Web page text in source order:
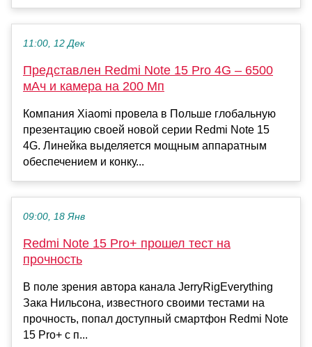
11:00, 12 Дек
Представлен Redmi Note 15 Pro 4G – 6500
мАч и камера на 200 Мп
Компания Xiaomi провела в Польше глобальную
презентацию своей новой серии Redmi Note 15
4G. Линейка выделяется мощным аппаратным
обеспечением и конку...
09:00, 18 Янв
Redmi Note 15 Pro+ прошел тест на
прочность
В поле зрения автора канала JerryRigEverything
Зака Нильсона, известного своими тестами на
прочность, попал доступный смартфон Redmi Note
15 Pro+ с п...